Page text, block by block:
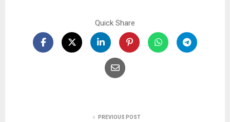
Quick Share
PREVIOUS POST